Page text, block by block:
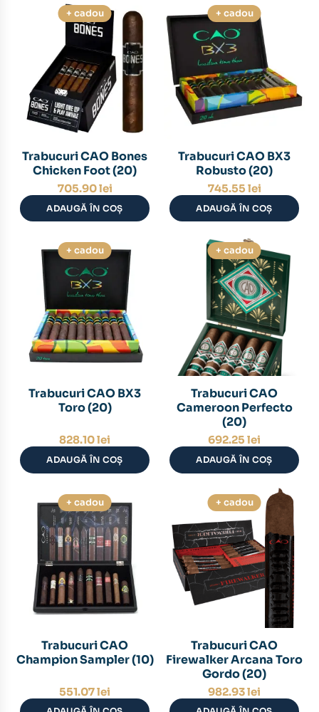
+ cadou
Trabucuri CAO Bones
Chicken Foot (20)
705.90lei
ADAUGĂ ÎN COȘ
+ cadou
Trabucuri CAO BX3
Robusto (20)
745.55 lei
ADAUGĂ ÎN COȘ
+ cadou
Trabucuri CAO BX3
Toro (20)
828.10lei
ADAUGĂ ÎN COȘ
+ cadou
Trabucuri CAO
Cameroon Perfecto
(20)
692.25 lei
ADAUGĂ ÎN COȘ
+ cadou
Trabucuri CAO
Champion Sampler (10)
551.07lei
+ cadou
Trabucuri CAO
Firewalker Arcana Toro
Gordo (20)
982.93lei